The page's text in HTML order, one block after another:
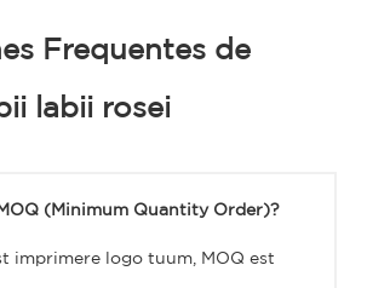
Frequentes de
labii rosei
(Minimum Quantity Order)?
imprimere logo tuum, MOQ est